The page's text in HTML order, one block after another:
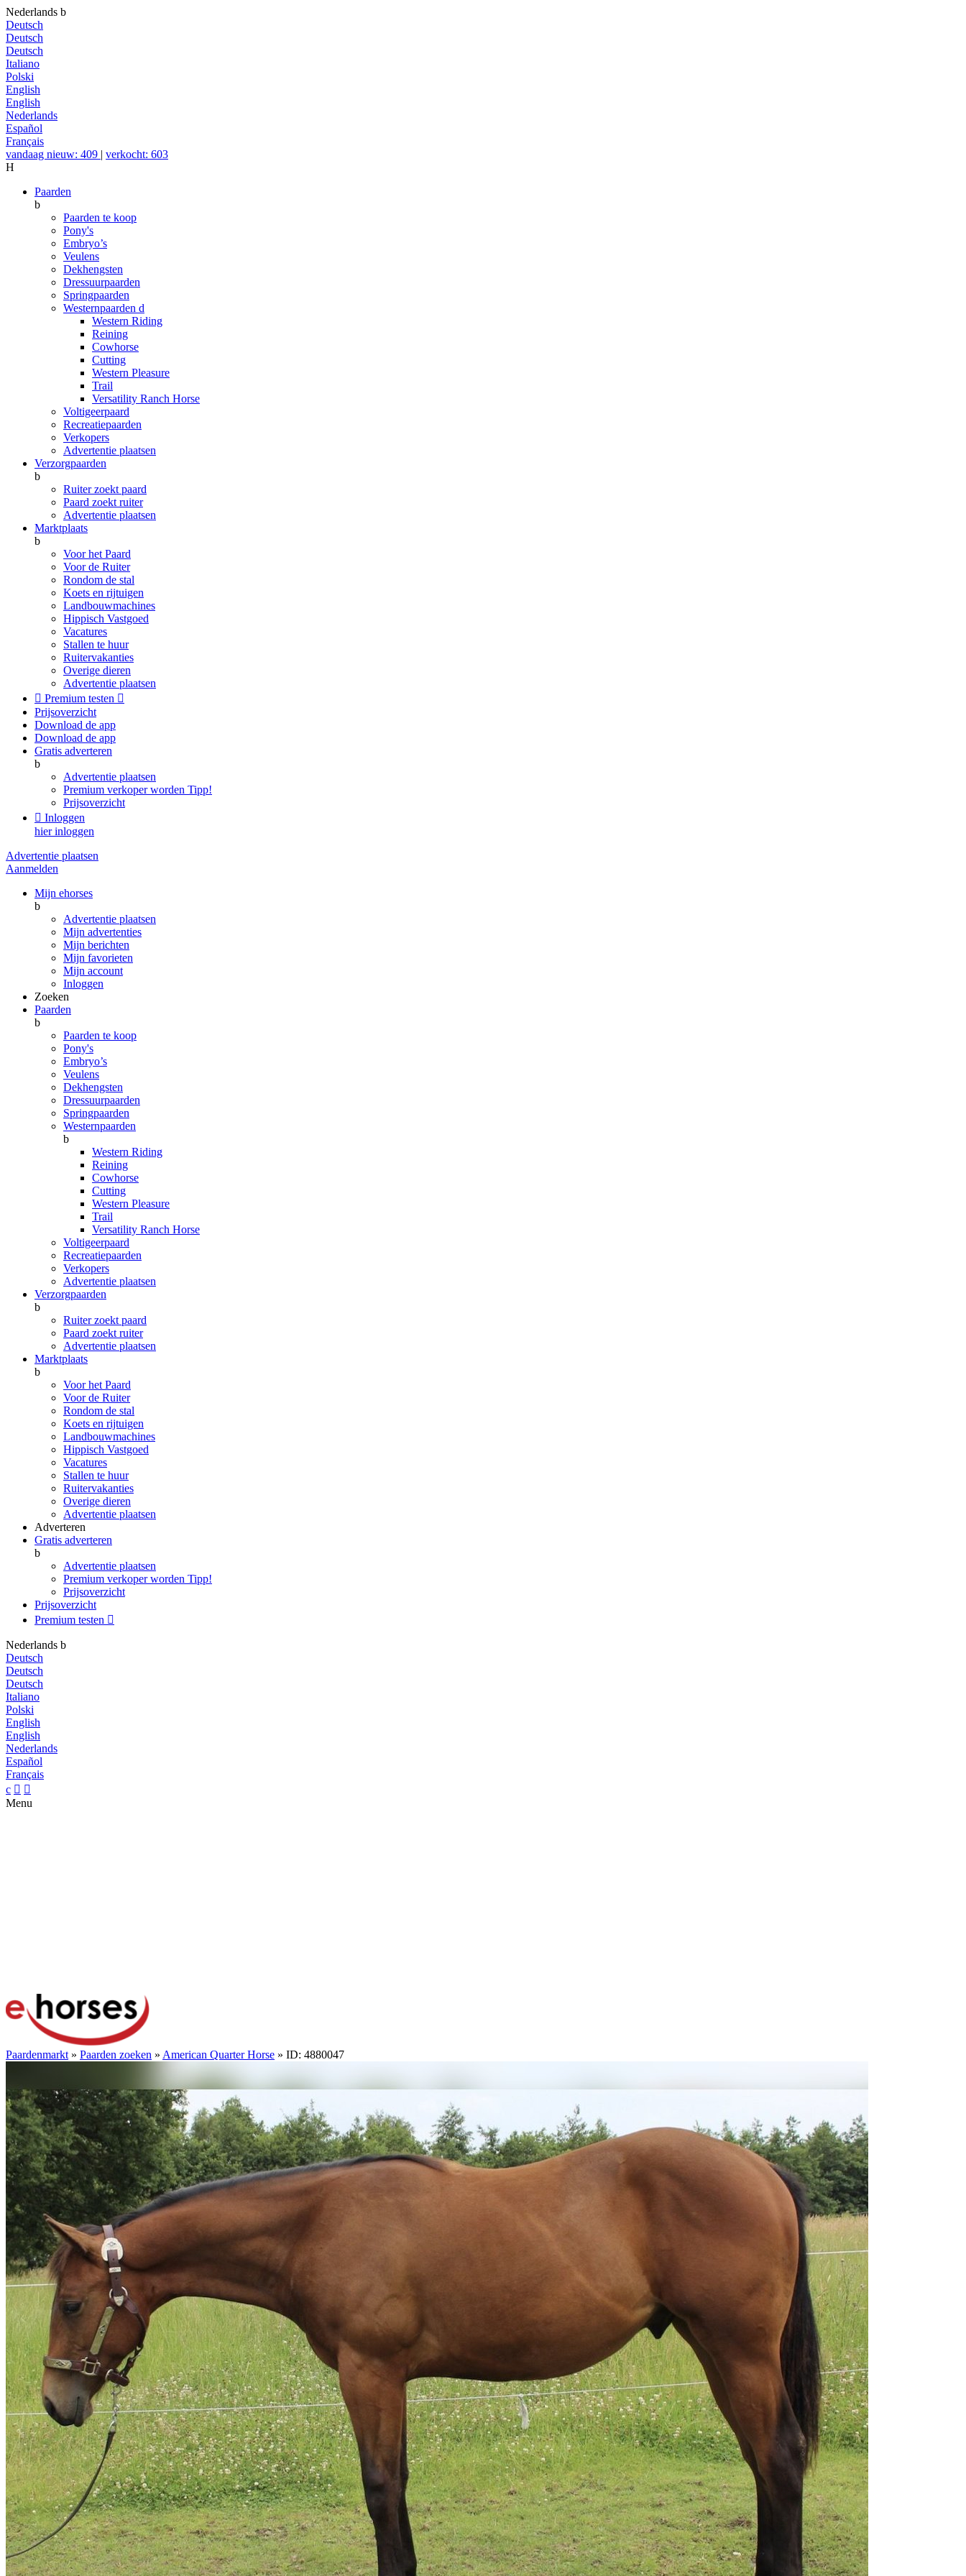
Nederlands b
Deutsch
Deutsch
Deutsch
Italiano
Polski
English
English
Nederlands
Español
Français
vandaag nieuw: 409 | verkocht: 603
H
Paarden
b
Paarden te koop
Pony's
Embryo’s
Veulens
Dekhengsten
Dressuurpaarden
Springpaarden
Westernpaarden d
Western Riding
Reining
Cowhorse
Cutting
Western Pleasure
Trail
Versatility Ranch Horse
Voltigeerpaard
Recreatiepaarden
Verkopers
Advertentie plaatsen
Verzorgpaarden
b
Ruiter zoekt paard
Paard zoekt ruiter
Advertentie plaatsen
Marktplaats
b
Voor het Paard
Voor de Ruiter
Rondom de stal
Koets en rijtuigen
Landbouwmachines
Hippisch Vastgoed
Vacatures
Stallen te huur
Ruitervakanties
Overige dieren
Advertentie plaatsen
 Premium testen 
Prijsoverzicht
Download de app
Download de app
Gratis adverteren
b
Advertentie plaatsen
Premium verkoper worden Tipp!
Prijsoverzicht
 Inloggen
hier inloggen
Advertentie plaatsen
Aanmelden
Mijn ehorses
b
Advertentie plaatsen
Mijn advertenties
Mijn berichten
Mijn favorieten
Mijn account
Inloggen
Zoeken
Paarden
b
Paarden te koop
Pony's
Embryo’s
Veulens
Dekhengsten
Dressuurpaarden
Springpaarden
Westernpaarden
b
Western Riding
Reining
Cowhorse
Cutting
Western Pleasure
Trail
Versatility Ranch Horse
Voltigeerpaard
Recreatiepaarden
Verkopers
Advertentie plaatsen
Verzorgpaarden
b
Ruiter zoekt paard
Paard zoekt ruiter
Advertentie plaatsen
Marktplaats
b
Voor het Paard
Voor de Ruiter
Rondom de stal
Koets en rijtuigen
Landbouwmachines
Hippisch Vastgoed
Vacatures
Stallen te huur
Ruitervakanties
Overige dieren
Advertentie plaatsen
Adverteren
Gratis adverteren
b
Advertentie plaatsen
Premium verkoper worden Tipp!
Prijsoverzicht
Prijsoverzicht
Premium testen 
Nederlands b
Deutsch
Deutsch
Deutsch
Italiano
Polski
English
English
Nederlands
Español
Français
c  
Menu
Paardenmarkt » Paarden zoeken » American Quarter Horse » ID: 4880047